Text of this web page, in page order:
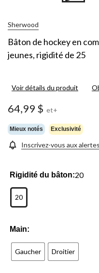
Sherwood
Bâton de hockey en
jeunes, rigidité de 25
Voir détails du produit
64,99 $ et+
Mieux notés Exclusivité
Inscrivez-vous aux
Rigidité du bâton:20
20
Main:
Gaucher Droitier